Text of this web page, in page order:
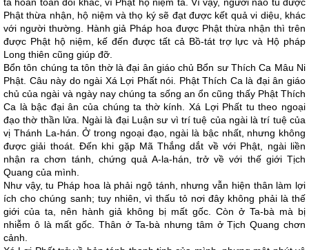
Phật thừa nhận, hộ niệm và thọ ký sẽ đạt được kết quả vi diệu, khác
với người thường. Hành giả Pháp hoa được Phật thừa nhận thì trên
được Phật hộ niệm, kế đến được tất cả Bồ-tát trợ lực và Hộ pháp
Long thiên cũng giúp đỡ.
Bổn tôn chúng ta tôn thờ là đại ân giáo chủ Bổn sư Thích Ca Mâu Ni
Phật. Câu này do ngài Xá Lợi Phất nói. Phật Thích Ca là đại ân giáo
chủ của ngài và ngày nay chúng ta sống an ổn cũng thấy Phật Thích
Ca là bậc đại ân của chúng ta thờ kính. Xá Lợi Phất tu theo ngoại
đạo thờ thần lửa. Ngài là đại Luận sư vì trí tuệ của ngài là trí tuệ của
vị Thánh La-hán. Ở trong ngoại đạo, ngài là bậc nhất, nhưng không
được giải thoát. Đến khi gặp Mã Thắng dắt về với Phật, ngài liền
nhận ra chơn tánh, chứng quả A-la-hán, trở về với thế giới Tịch
Quang của mình.
Như vậy, tu Pháp hoa là phải ngộ tánh, nhưng vẫn hiện thân làm lợi
ích cho chúng sanh; tuy nhiên, vì thấu tỏ nơi đây không phải là thế
giới của ta, nên hành giả không bị mất gốc. Còn ở Ta-bà mà bị
nhiễm ô là mất gốc. Thân ở Ta-bà nhưng tâm ở Tịch Quang chơn
cảnh.